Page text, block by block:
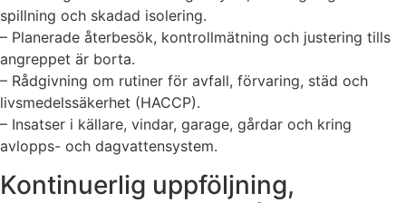
spillning och skadad isolering.
– Planerade återbesök, kontrollmätning och justering tills
angreppet är borta.
– Rådgivning om rutiner för avfall, förvaring, städ och
livsmedelssäkerhet (HACCP).
– Insatser i källare, vindar, garage, gårdar och kring
avlopps- och dagvattensystem.
Kontinuerlig uppföljning,